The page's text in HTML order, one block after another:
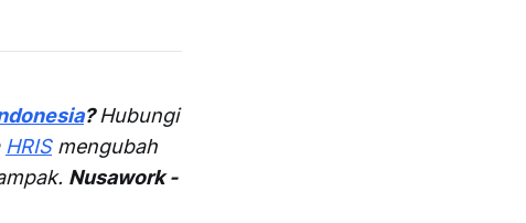
?Hubungi
HRISmengubah
Nusawork -